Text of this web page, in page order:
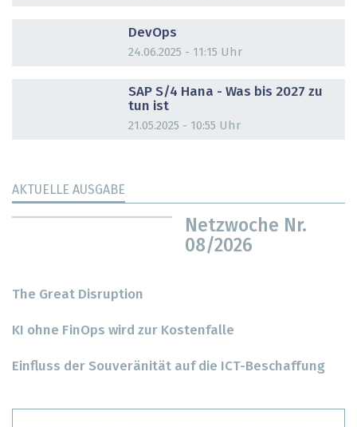
DevOps
24.06.2025 - 11:15 Uhr
SAP S/4 Hana - Was bis 2027 zu
tun ist
21.05.2025 - 10:55 Uhr
AKTUELLE AUSGABE
Netzwoche Nr.
08/2026
The Great Disruption
KI ohne FinOps wird zur Kostenfalle
Einfluss der Souveränität auf die ICT-Beschaffung